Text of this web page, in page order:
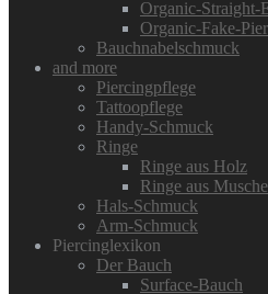
Organic-Straight-
Organic-Fake-
Bauchnabelschmuck
and more
Piercingpflege
Tattoopflege
Handy-Schmuck
Ringe
Ringe aus Holz
Ringe aus
Hals-Schmuck
Arm-Schmuck
Piercinglexikon
Der Bauch
Surface-Bauch